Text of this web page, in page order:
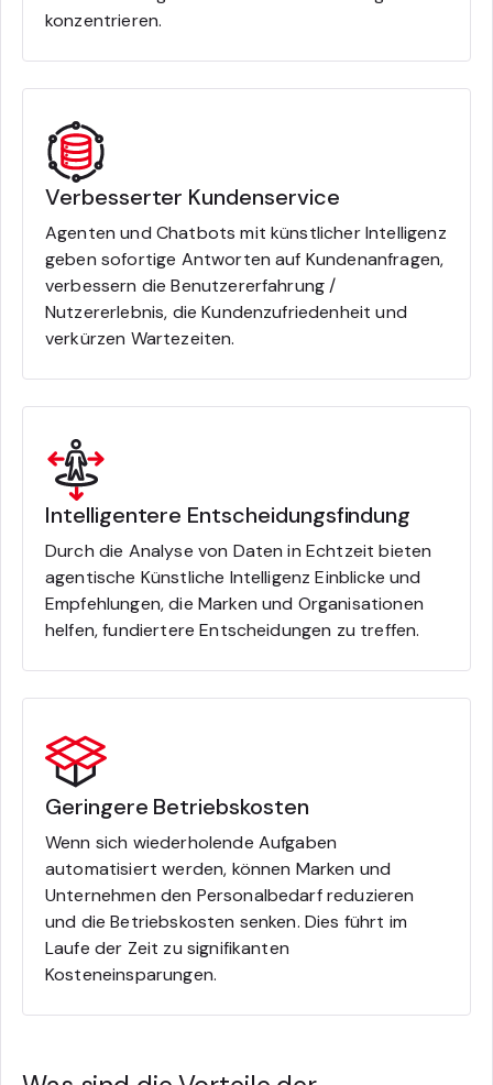
konzentrieren.
Verbesserter Kundenservice
Agenten und Chatbots mit künstlicher Intelligenz
geben sofortige Antworten auf Kundenanfragen,
verbessern die Benutzererfahrung /
Nutzererlebnis, die Kundenzufriedenheit und
verkürzen Wartezeiten.
Intelligentere Entscheidungsfindung
Durch die Analyse von Daten in Echtzeit bieten
agentische Künstliche Intelligenz Einblicke und
Empfehlungen, die Marken und Organisationen
helfen, fundiertere Entscheidungen zu treffen.
Geringere Betriebskosten
Wenn sich wiederholende Aufgaben
automatisiert werden, können Marken und
Unternehmen den Personalbedarf reduzieren
und die Betriebskosten senken. Dies führt im
Laufe der Zeit zu signifikanten
Kosteneinsparungen.